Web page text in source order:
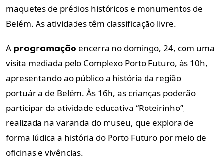
maquetes de prédios históricos e monumentos de
Belém. As atividades têm classificação livre.
A programação encerra no domingo, 24, com uma
visita mediada pelo Complexo Porto Futuro, às 10h,
apresentando ao público a história da região
portuária de Belém. Às 16h, as crianças poderão
participar da atividade educativa “Roteirinho”,
realizada na varanda do museu, que explora de
forma lúdica a história do Porto Futuro por meio de
oficinas e vivências.